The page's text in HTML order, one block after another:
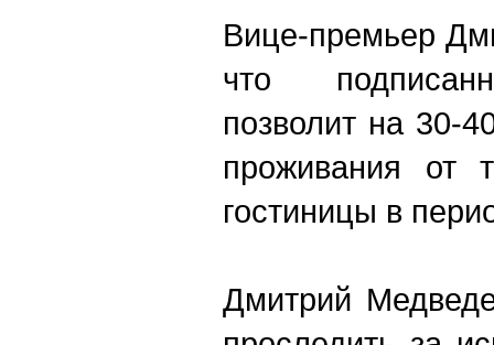
Вице-премьер
что
позволит на 30-
проживания от
гостиницы в
Дмитрий